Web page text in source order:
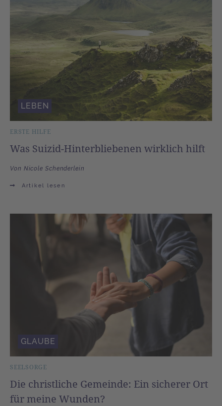
ERSTE HILFE
Was Suizid-Hinterbliebenen wirklich hilft
Von Nicole Schenderlein
Artikel lesen
LEBEN
SEELSORGE
Die christliche Gemeinde: Ein sicherer Ort
für meine Wunden?
GLAUBE